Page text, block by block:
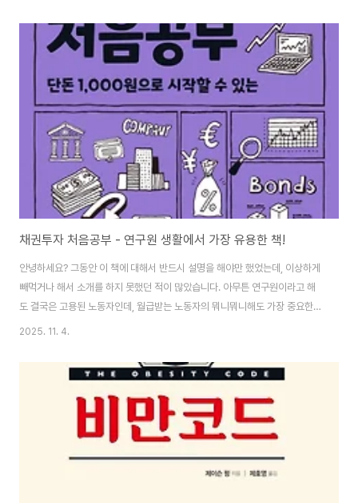
고 해서 '질병'은 아니라는 겁니다.이 책을 읽으면서 혈액형이 무엇이냐고 하는
것은 일종의 의학적인 '진단'이지만, 희귀 혈액형이라는 것이 '치료해야 하는 질
병'이 아니라는 것과 같습니다. 단지 인간들 중에서 일부에 해당하는 유형이 이
자폐스펙트럼이며, 여기서 외부적인 요인으로 인해서 장애를 가진 사람을 자폐
스펙트럼 장애라고 부..
채권투자 처음공부 - 연구원 생활에서 가장 유용한 책!
안녕하세요? 그동안 이 책에 대해서 반드시 설명을 해야만 했었는데, 이상하게
빼먹거나 해서 소개를 하지 못했던 적이 많았습니다. 아무튼 연구원이라고 해
도 결국은 고용된 노동자인데, 월급받는 노동자의 뭐니뭐니해도 가장 중요한
것은 돈을 불리는 것 아니겠습니까? 그런데 그동안 우리는 재테크하면서 여러
는 것을 말로만 들어봤지, 실제로 어떻게 투자하는 지에 대해서 전혀 들어보지
못했다는 것 입니다. 일단 이 책에서는 한국투자증권을 이용해서 실제로 채권
에 투자하는 방법에 대해서 까지 소개하고 있습니다. 제 경우에는 새로 계좌를
만들기가 귀찮다는 이유로 기존에 사용하고 있는 키움증권 계좌를 통해서 거래
를 하고 있습니다만, 이 계좌를 비대면으로..
2025. 11. 4.